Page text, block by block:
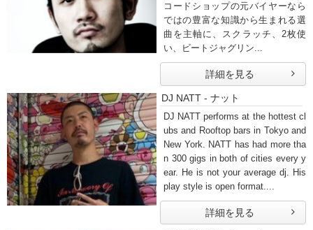
コードショップの元バイヤーなら
ではの豊富な知識から生まれる選
曲を主軸に、スクラッチ、2枚使
い、ビートジャグリン...
詳細を見る
DJ NATT - ナット
DJ NATT performs at the hottest cl
ubs and Rooftop bars in Tokyo and
New York. NATT has had more tha
n 300 gigs in both of cities every y
ear. He is not your average dj. His
play style is open format....
詳細を見る